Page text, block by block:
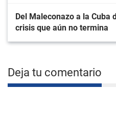
Del Maleconazo a la Cuba
crisis que aún no termina
Deja tu comentario